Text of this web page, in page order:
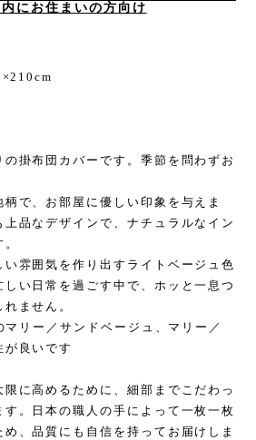
内にお住まいの方向け
掛布団カバーです。季節を問わずお
で、お部屋に優しい印象を与えま
品なデザインで、ナチュラルなイン
雰囲気を作り出すライトベージュ色
い日常を過ごす中で、ホッと一息つ
ません。
リー／サンドベージュ、マリー／
良いです
に高めるために、細部までこだわっ
。日本の職人の手によって一枚一枚
、品質にも自信を持ってお届けしま